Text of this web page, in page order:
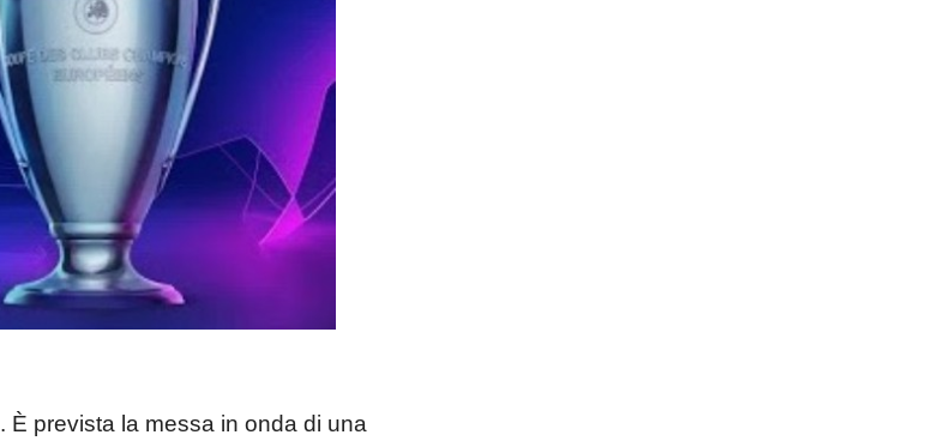
. È prevista la messa in onda di una